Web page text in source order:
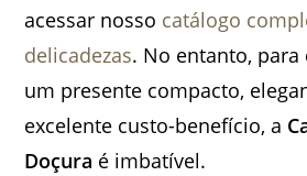
acessar nosso catálogo
delicadezas. No entanto, para
um presente compacto,
excelente custo-benefício, a
Doçura é imbatível.